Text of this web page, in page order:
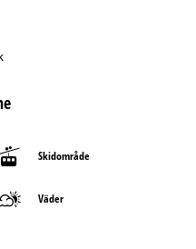
Skidområde
Väder